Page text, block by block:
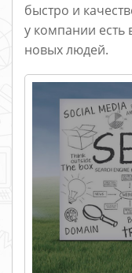
быстро и
у компании есть
новых людей.